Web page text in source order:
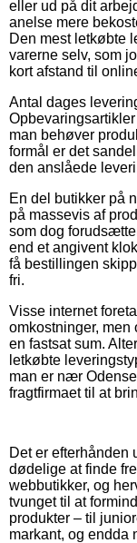
eller ud på dit
anelse mere
Den mest letkøbte
varerne selv, som
kort afstand til
Antal dages
man behøver
formål er det
den anslåede
En del butikker på
på massevis af
som dog
end et angivent
få bestillingen
fri.
Visse internet
omkostninger, men
en fastsat sum.
letkøbte
man er nær
fragtfirmaet til at
Det er
dødelige at finde
webbutikker, og
tvunget til at
produkter – til
markant, og endda